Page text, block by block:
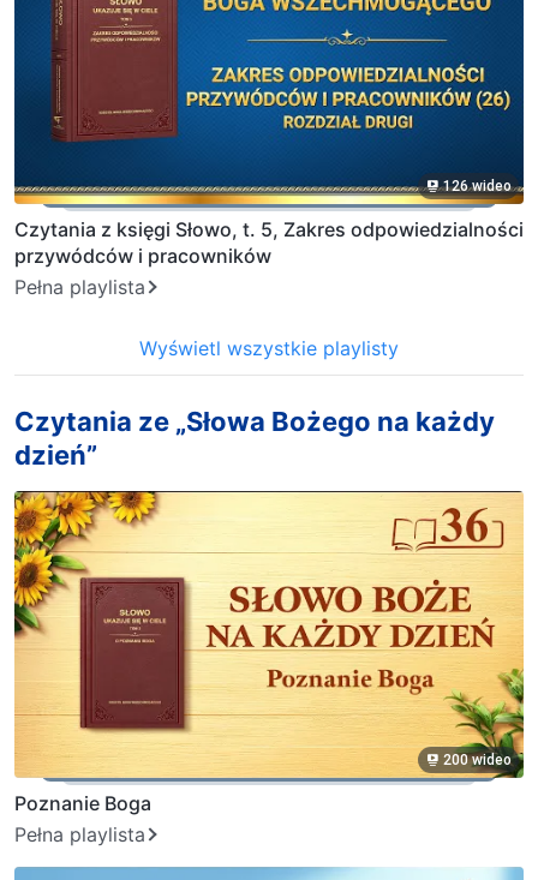
126 wideo
Czytania z księgi Słowo, t. 5, Zakres odpowiedzialności
przywódców i pracowników
Pełna playlista
Wyświetl wszystkie playlisty
Czytania ze „Słowa Bożego na każdy
dzień”
200 wideo
Poznanie Boga
Pełna playlista